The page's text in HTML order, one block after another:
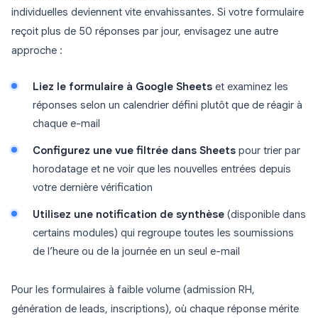
individuelles deviennent vite envahissantes. Si votre formulaire
reçoit plus de 50 réponses par jour, envisagez une autre
approche :
Liez le formulaire à Google Sheets et examinez les
réponses selon un calendrier défini plutôt que de réagir à
chaque e-mail
Configurez une vue filtrée dans Sheets pour trier par
horodatage et ne voir que les nouvelles entrées depuis
votre dernière vérification
Utilisez une notification de synthèse (disponible dans
certains modules) qui regroupe toutes les soumissions
de l’heure ou de la journée en un seul e-mail
Pour les formulaires à faible volume (admission RH,
génération de leads, inscriptions), où chaque réponse mérite